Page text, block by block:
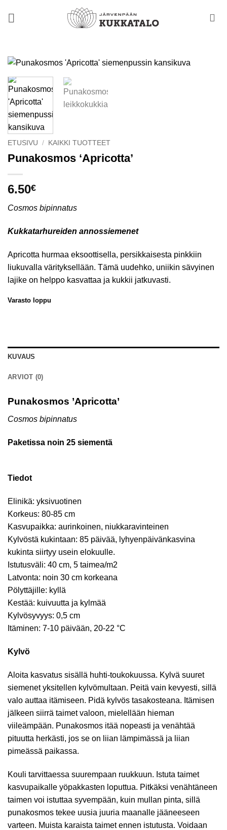
ETUSIVU / KAIKKI TUOTTEET
Punakosmos ‘Apricotta’
6.50€
Cosmos bipinnatus
Kukkatarhureiden annossiemenet
Apricotta hurmaa eksoottisella, persikkaisesta pinkkiin
liukuvalla värityksellään. Tämä uudehko, uniikin sävyinen
lajike on helppo kasvattaa ja kukkii jatkuvasti.
Varasto loppu
KUVAUS
ARVIOT (0)
Punakosmos ’Apricotta’
Cosmos bipinnatus
Paketissa noin 25 siementä
Tiedot
Elinikä: yksivuotinen
Korkeus: 80-85 cm
Kasvupaikka: aurinkoinen, niukkaravinteinen
Kylvöstä kukintaan: 85 päivää, lyhyenpäivänkasvina
kukinta siirtyy usein elokuulle.
Istutusväli: 40 cm, 5 taimea/m2
Latvonta: noin 30 cm korkeana
Pölyttäjille: kyllä
Kestää: kuivuutta ja kylmää
Kylvösyvyys: 0,5 cm
Itäminen: 7-10 päivään, 20-22 °C
Kylvö
Aloita kasvatus sisällä huhti-toukokuussa. Kylvä suuret
siemenet yksitellen kylvömultaan. Peitä vain kevyesti, sillä
valo auttaa itämiseen. Pidä kylvös tasakosteana. Itämisen
jälkeen siirrä taimet valoon, mielellään hieman
viileämpään. Punakosmos itää nopeasti ja venähtää
pituutta herkästi, jos se on liian lämpimässä ja liian
pimeässä paikassa.
Kouli tarvittaessa suurempaan ruukkuun. Istuta taimet
kasvupaikalle yöpakkasten loputtua. Pitkäksi venähtäneen
taimen voi istuttaa syvempään, kuin mullan pinta, sillä
punakosmos tekee uusia juuria maanalle jääneeseen
varteen. Muista karaista taimet ennen istutusta. Voidaan